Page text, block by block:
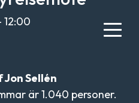
Sellén
är 1.040 personer.